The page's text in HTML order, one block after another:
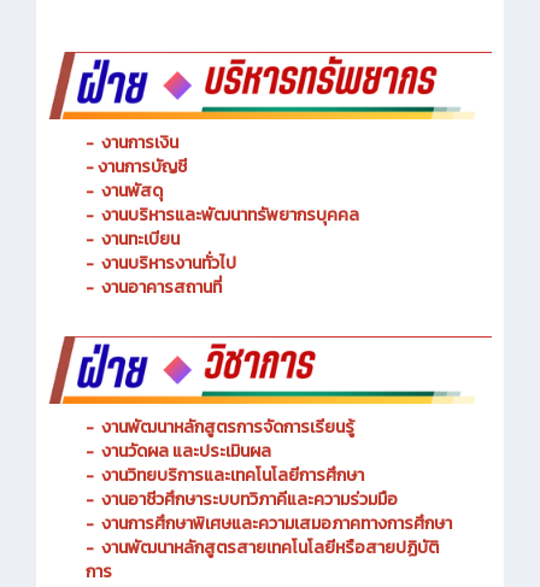
- งานการเงิน
-งานการบัญชี
- งานพัสดุ
- งานบริหารและพัฒนาทรัพยากรบุคคล
- งานทะเบียน
- งานบริหารงานทั่วไป
- งานอาคารสถานที่
- งานพัฒนาหลักสูตรการจัดการเรียนรู้
- งานวัดผล และประเมินผล
- งานวิทยบริการและเทคโนโลยีการศึกษา
- งานอาชีวศึกษาระบบทวิภาคีและความร่วมมือ
- งานการศึกษาพิเศษและความเสมอภาคทางการศึกษา
- งานพัฒนาหลักสูตรสายเทคโนโลยีหรือสายปฏิบัติ
การ